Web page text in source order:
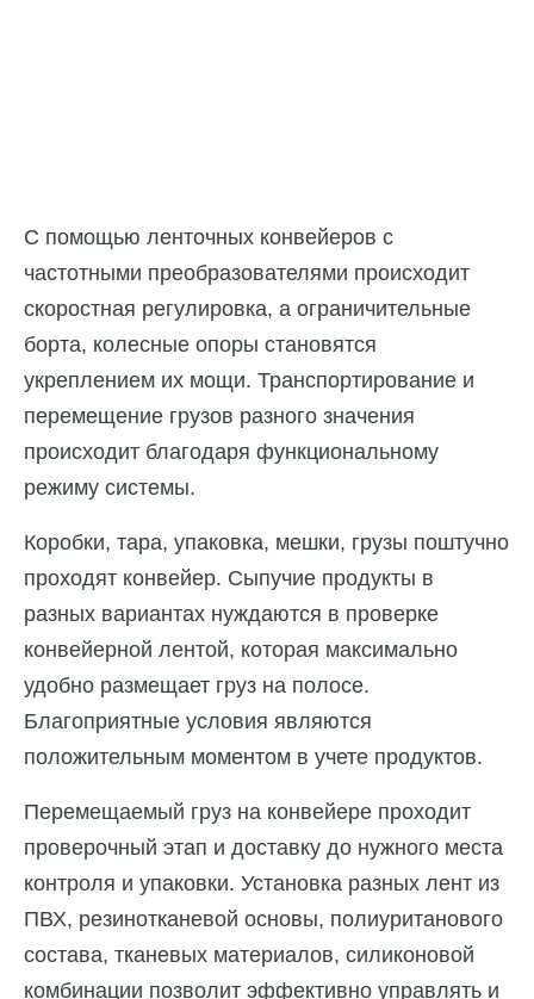
С помощью ленточных конвейеров с
частотными преобразователями происходит
скоростная регулировка, а ограничительные
борта, колесные опоры становятся
укреплением их мощи. Транспортирование и
перемещение грузов разного значения
происходит благодаря функциональному
режиму системы.
Коробки, тара, упаковка, мешки, грузы поштучно
проходят конвейер. Сыпучие продукты в
разных вариантах нуждаются в проверке
конвейерной лентой, которая максимально
удобно размещает груз на полосе.
Благоприятные условия являются
положительным моментом в учете продуктов.
Перемещаемый груз на конвейере проходит
проверочный этап и доставку до нужного места
контроля и упаковки. Установка разных лент из
ПВХ, резинотканевой основы, полиуританового
состава, тканевых материалов, силиконовой
комбинации позволит эффективно управлять и